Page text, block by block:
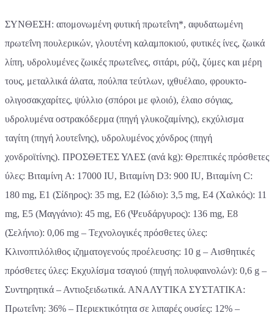
ΣΥΝΘΕΣΗ: απομονωμένη φυτική πρωτεΐνη*, αφυδατωμένη
πρωτεΐνη πουλερικών, γλουτένη καλαμποκιού, φυτικές ίνες, ζωικά
λίπη, υδρολυμένες ζωικές πρωτεΐνες, σιτάρι, ρύζι, ζύμες και μέρη
τους, μεταλλικά άλατα, πούλπα τεύτλων, ιχθυέλαιο, φρουκτο­
ολιγοσακχαρίτες, ψύλλιο (σπόροι με φλοιό), έλαιο σόγιας,
υδρολυμένα οστρακόδερμα (πηγή γλυκοζαμίνης), εκχύλισμα
ταγίτη (πηγή λουτεΐνης), υδρολυμένος χόνδρος (πηγή
χονδροϊτίνης). ΠΡΟΣΘΕΤΕΣ ΥΛΕΣ (ανά kg): Θρεπτικές πρόσθετες
ύλες: Βιταμίνη A: 17000 IU, Βιταμίνη D3: 900 IU, Βιταμίνη C:
180 mg, E1 (Σίδηρος): 35 mg, E2 (Ιώδιο): 3,5 mg, E4 (Χαλκός): 11
mg, E5 (Μαγγάνιο): 45 mg, E6 (Ψευδάργυρος): 136 mg, E8
(Σελήνιο): 0,06 mg – Τεχνολογικές πρόσθετες ύλες:
Κλινοπτιλόλιθος ιζηματογενούς προέλευσης: 10 g – Αισθητικές
πρόσθετες ύλες: Εκχυλίσμα τσαγιού (πηγή πολυφαινολών): 0,6 g –
Συντηρητικά – Αντιοξειδωτικά. ΑΝΑΛΥΤΙΚΑ ΣΥΣΤΑΤΙΚΑ:
Πρωτεΐνη: 36% – Περιεκτικότητα σε λιπαρές ουσίες: 12% –